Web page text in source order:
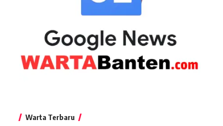
Warta Terbaru